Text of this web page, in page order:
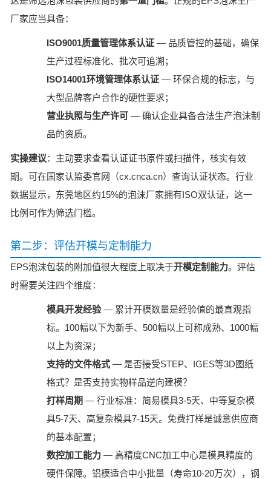
厂家应当具备：
ISO9001质量管理体系认证 — 品质管控的基础，确保
生产过程标准化、批次可追溯；
ISO14001环境管理体系认证 — 环保合规的标志，与
大型品牌客户合作的硬性要求；
营业执照与生产许可 — 确认企业具备合法生产泡沫制
品的资质。
实操建议：主动要求查看认证证书原件或扫描件，核实有效
期。可在国家认监委官网（cx.cnca.cn）查询认证状态。行业
数据显示，东莞地区约15%的泡沫厂家拥有ISO双认证，这一
比例可作为筛选门槛。
第二步：评估开模与定制能力
EPS泡沫包装的附加值很大程度上取决于开模定制能力。评估
时需要关注四个维度：
模具开发经验— 累计开模数量是经验值的最直观指
标。100幅以下为新手、500幅以上可称成熟、1000幅
以上为资深；
支持的文件格式 — 是否接受STEP、IGES等3D图纸
格式？是否支持实物样品逆向建模？
打样周期 — 行业标准：简易模具3-5天、中等复杂模
具5-7天、高复杂模具7-15天。免费打样是诚意供应商
的基本配置；
数控加工能力 — 高精度CNC加工中心是模具精度的
硬件保障。铝模适合中小批量（寿命10-20万次），钢